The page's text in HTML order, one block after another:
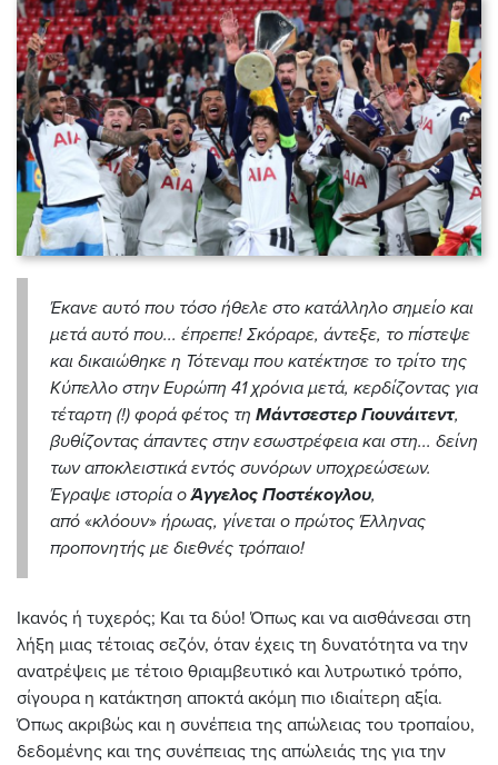
Έκανε αυτό που τόσο ήθελε στο κατάλληλο σημείο και
μετά αυτό που... έπρεπε! Σκόραρε, άντεξε, το πίστεψε
και δικαιώθηκε η Τότεναμ που κατέκτησε το τρίτο της
Κύπελλο στην Ευρώπη 41 χρόνια μετά, κερδίζοντας για
τέταρτη (!) φορά φέτος τη Μάντσεστερ Γιουνάιτεντ,
βυθίζοντας άπαντες στην εσωστρέφεια και στη... δείνη
των αποκλειστικά εντός συνόρων υποχρεώσεων.
Έγραψε ιστορία οΆγγελος Ποστέκογλου,
από «κλόουν» ήρωας, γίνεται ο πρώτος Έλληνας
προπονητής με διεθνές τρόπαιο!
Ικανός ή τυχερός; Και τα δύο! Όπως και να αισθάνεσαι στη
λήξη μιας τέτοιας σεζόν, όταν έχεις τη δυνατότητα να την
ανατρέψεις με τέτοιο θριαμβευτικό και λυτρωτικό τρόπο,
σίγουρα η κατάκτηση αποκτά ακόμη πιο ιδιαίτερη αξία.
Όπως ακριβώς και η συνέπεια της απώλειας του τροπαίου,
δεδομένης και της συνέπειας της απώλειάς της για την